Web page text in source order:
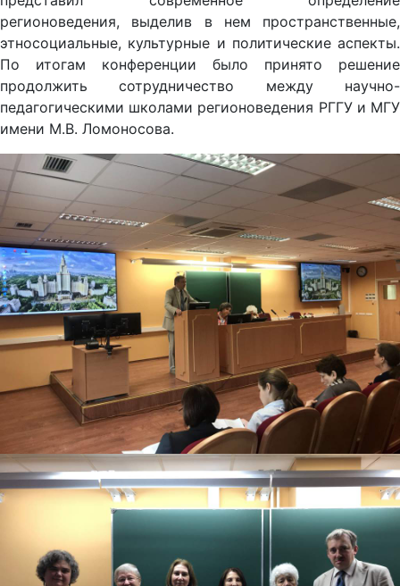
регионоведения, выделив в нем пространственные,
этносоциальные, культурные и политические аспекты.
По итогам конференции было принято решение
продолжить сотрудничество между научно-
педагогическими школами регионоведения РГГУ и МГУ
имени М.В. Ломоносова.